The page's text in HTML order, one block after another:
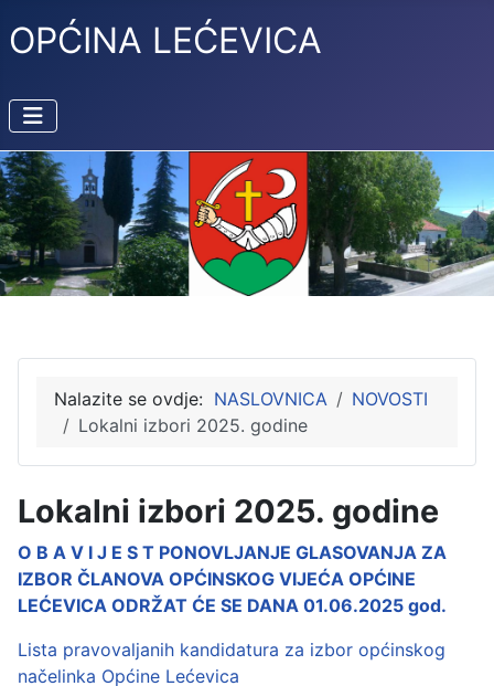
OPĆINA LEĆEVICA
Nalazite se ovdje: NASLOVNICA
NOVOSTI
Lokalni izbori 2025. godine
Lokalni izbori 2025. godine
O B A V I J E S T PONOVLJANJE GLASOVANJA ZA
IZBOR ČLANOVA OPĆINSKOG VIJEĆA OPĆINE
LEĆEVICA ODRŽAT ĆE SE DANA 01.06.2025 god.
Lista pravovaljanih kandidatura za izbor općinskog
načelinka Općine Lećevica